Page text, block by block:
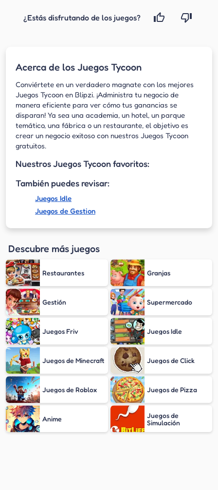
¿Estás disfrutando de los juegos?
Acerca de los Juegos Tycoon
Conviértete en un verdadero magnate con los mejores
Juegos Tycoon en Blipzi. ¡Administra tu negocio de
manera eficiente para ver cómo tus ganancias se
disparan! Ya sea una academia, un hotel, un parque
temático, una fábrica o un restaurante, el objetivo es
crear un negocio exitoso con nuestros Juegos Tycoon
gratuitos.
Nuestros Juegos Tycoon favoritos:
También puedes revisar:
Juegos Idle
Juegos de Gestion
Descubre más juegos
Restaurantes Granjas
Gestión Supermercado
Juegos Friv Juegos Idle
Juegos de Minecraft Juegos de Click
Juegos de Roblox Juegos de Pizza
Anime
Juegos de
Simulación